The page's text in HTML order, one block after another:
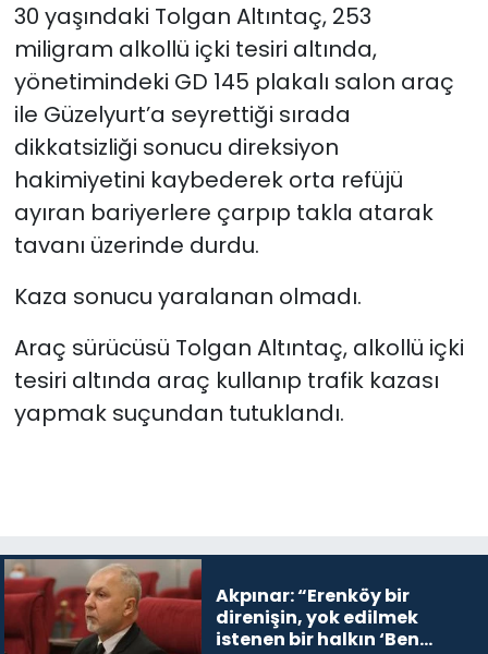
30 yaşındaki Tolgan Altıntaç, 253
miligram alkollü içki tesiri altında,
yönetimindeki GD 145 plakalı salon araç
ile Güzelyurt’a seyrettiği sırada
dikkatsizliği sonucu direksiyon
hakimiyetini kaybederek orta refüjü
ayıran bariyerlere çarpıp takla atarak
tavanı üzerinde durdu.
Kaza sonucu yaralanan olmadı.
Araç sürücüsü Tolgan Altıntaç, alkollü içki
tesiri altında araç kullanıp trafik kazası
yapmak suçundan tutuklandı.
Akpınar: “Erenköy bir
direnişin, yok edilmek
istenen bir halkın ‘Ben